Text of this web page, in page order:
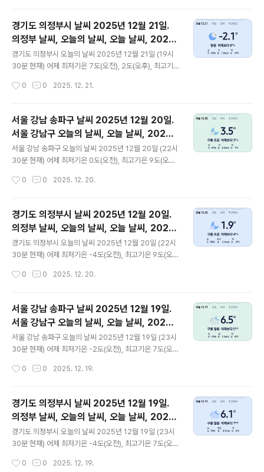
입니다 * 눈비 올 확률은 위 이미지에서 오전, 오후 기상
상태 참조 대기상황 공기질은 어제 미세먼지는 보통 = 41
㎍/m³ 초미세먼지 보통 = 19 ㎍/m³ 황사는 보통 = 15
㎍/m³ 자외선 (오후) = 낮음 오늘미세먼지는 좋음 = 28
㎍/m³ 자외..
경기도 의정부시 날씨 2025년 12월 21일.
의정부 날씨, 오늘의 날씨, 오늘 날씨, 2025
1221, 초미세먼지, 미세먼지, 황사, 자외선
경기도 의정부시 오늘의 날씨 2025년 12월 21일 (19시
30분 현재) 어제 최저기온 7도(오전), 2도(오후), 최고기
후), 최고기온 1도(오후) 어제보다 7도 낮은 최저기온이
입니다 * 눈비 올 확률은 위 이미지에서 오전, 오후 기상
상태 참조 대기상황 공기질은어제미세먼지는 좋음 =
13 ㎍/m³ 초미세먼지 좋음 = 0 ㎍/m³ 황사는 보통 = 1
5 ㎍/m³자외선 (오후) = 낮음오늘미세먼지는 좋음 = 30
㎍/m³자외선 (오..
0 0 2025. 12. 21.
서울 강남 송파구 날씨 2025년 12월 20일.
서울 강남구 오늘의 날씨, 오늘 날씨, 2025 1
220, 초미세먼지, 미세먼지, 황사, 자외선
서울 강남 송파구 오늘의 날씨 2025년 12월 20일 (22시
30분 현재) 어제 최저기온 0도(오전), 최고기온 9도(오후)
어제보다 4도 낮은 최저기온이고 어제보다 1도 높은 최고
위 이미지에서 오전, 오후 기상 상태 참조 대기상황 공기질
은 어제 미세먼지는 보통 = 37 ㎍/m³ 초미세먼지 보통 =
28 ㎍/m³ 황사는 보통 = 30 ㎍/m³ 자외선 (오후) = 낮
음 오늘미세먼지는 보통 = 41 ㎍/m³ 초미세먼지 보통 =
음 대..
0 0 2025. 12. 20.
경기도 의정부시 날씨 2025년 12월 20일.
의정부 날씨, 오늘의 날씨, 오늘 날씨, 2025
1220, 초미세먼지, 미세먼지, 황사, 자외선
경기도 의정부시 오늘의 날씨 2025년 12월 20일 (22시
30분 현재) 어제 최저기온 -4도(오전), 최고기온 9도(오
전, 오후) 어제보다 6도 높은 최저기온이고 어제와 같은
은 위 이미지에서 오전, 오후 기상 상태 참조 대기상
황 공기질은어제미세먼지는 보통 = 36 ㎍/m³ 초미세먼
지 보통 = 22 ㎍/m³ 황사는 보통 = 30 ㎍/m³자외선
(오후) = 낮음오늘미세먼지는 좋음 = 13 ㎍/m³ 초미세먼
후) = 낮음 대기상태는 ..
0 0 2025. 12. 20.
서울 강남 송파구 날씨 2025년 12월 19일.
서울 강남구 오늘의 날씨, 오늘 날씨, 2025 1
219, 초미세먼지, 미세먼지, 황사, 자외선
서울 강남 송파구 오늘의 날씨 2025년 12월 19일 (23시
30분 현재) 어제 최저기온 -2도(오전), 최고기온 7도(오
다 2도 높은 최저기온이고 어제보다 2도 높은 최고기온입
에서 오전, 오후 기상 상태 참조 대기상황 공기질은 어제 미
세먼지는 보통 = 31 ㎍/m³ 초미세먼지 보통 = 19 ㎍/m
³ 황사는 보통 = 15 ㎍/m³ 자외선 (오후) = 낮음 오늘미
세먼지는 보통 = 37 ㎍/m³ 초미세먼지 보통 = 28 ㎍/m
상태는 어제보다 조..
0 0 2025. 12. 19.
경기도 의정부시 날씨 2025년 12월 19일.
의정부 날씨, 오늘의 날씨, 오늘 날씨, 2025
1219, 초미세먼지, 미세먼지, 황사, 자외선
경기도 의정부시 오늘의 날씨 2025년 12월 19일 (23시
30분 현재) 어제 최저기온 -4도(오전), 최고기온 7도(오
제와 같은 최저기온이고 어제보다 2도 높은 최고기온입니
0 0 2025. 12. 19.